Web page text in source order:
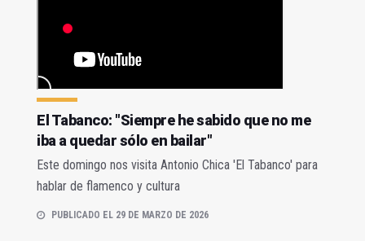
El Tabanco: "Siempre he sabido que no me
iba a quedar sólo en bailar"
Este domingo nos visita Antonio Chica 'El Tabanco' para
hablar de flamenco y cultura
PUBLICADO EL 29 DE MARZO DE 2026